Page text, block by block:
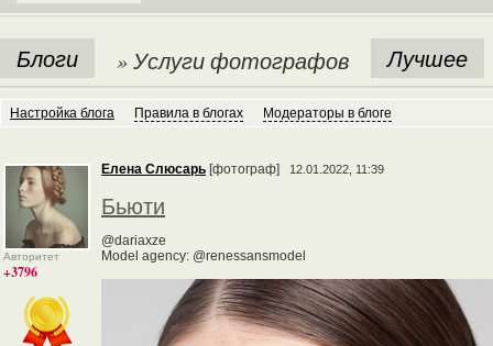
Блоги » Услуги фотографов Лучшее
Настройка блога Правила в блогах Модераторы в блоге
Авторитет
+3796
Елена Слюсарь [фотограф] 12.01.2022, 11:39
Бьюти
@dariaxze
Model agency: @renessansmodel